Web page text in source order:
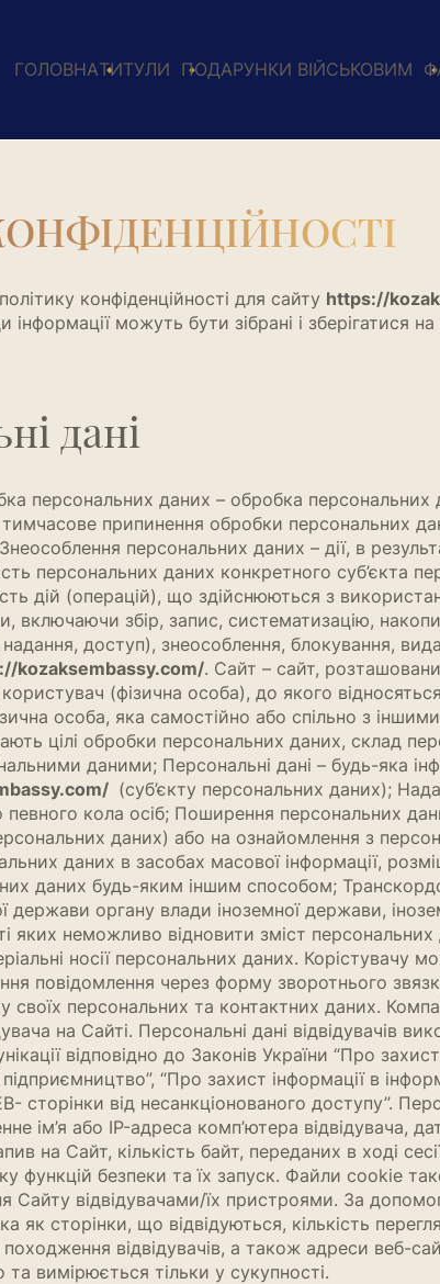
ГОЛОВНАТИТУЛИ ПОДАРУНКИ ВІЙСЬКОВИМ
конфіденційності для сайту https://
інформації можуть бути зібрані і
дані
персональних даних – обробка
припинення обробки персональних
персональних даних – дії, в
персональних даних конкретного суб’єкта
дій (операцій), що здійснюються з
включаючи збір, запис, систематизацію,
доступ), знеособлення, блокування,
kozaksembassy.com/. Сайт – сайт,
(фізична особа), до якого
особа, яка самостійно або спільно з
цілі обробки персональних даних, склад
даними; Персональні дані – будь-яка
(суб’єкту персональних даних);
певного кола осіб; Поширення персональних
даних) або на ознайомлення з
даних в засобах масової інформації,
даних будь-яким іншим способом;
держави органу влади іноземної держави,
яких неможливо відновити зміст
носії персональних даних. Корістувачу
повідомлення через форму зворотнього
своїх персональних та контактних даних.
на Сайті. Персональні дані відвідувачів
відповідно до Законів України “Про
підприємництво”, “Про захист інформації в
сторінки від несанкціонованого доступу”.
ім’я або IP-адреса комп’ютера відвідувача,
на Сайт, кількість байт, переданих в ході
функцій безпеки та їх запуск. Файли cookie
Сайту відвідувачами/їх пристроями. За
як сторінки, що відвідуються, кількість
відвідувачів, а також адреси веб-
та вимірюється тільки у сукупності.